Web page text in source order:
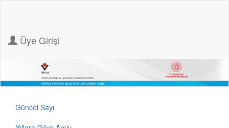
Üye Girişi
Güncel Sayı